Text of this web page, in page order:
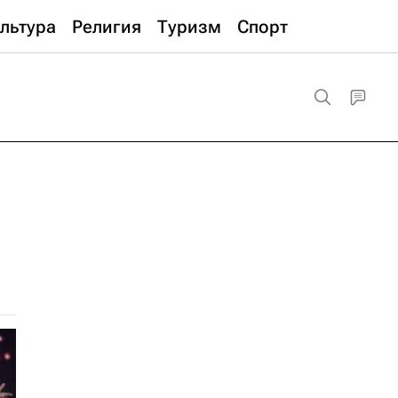
Религия Туризм Спорт